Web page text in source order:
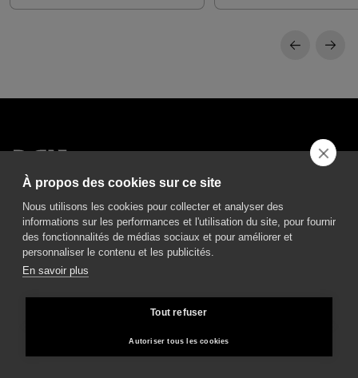
50013 Campi Bisenzio Firenze - Italy
All rights reserved - VAT No. 02237280488 - REA: FI496272 - Share capital: €
À propos des cookies sur ce site
Nous utilisons les cookies pour collecter et analyser des
informations sur les performances et l'utilisation du site, pour fournir
des fonctionnalités de médias sociaux et pour améliorer et
personnaliser le contenu et les publicités.
En savoir plus
Tout refuser
Autoriser tous les cookies